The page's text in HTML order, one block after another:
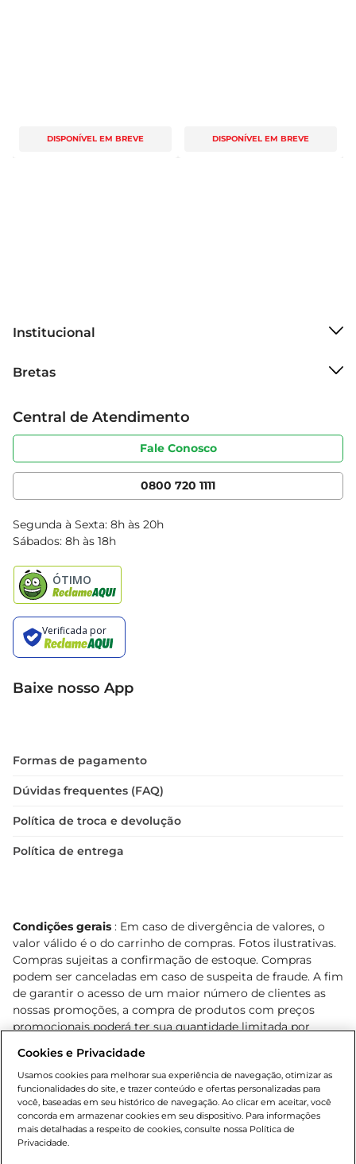
DISPONÍVEL EM BREVE DISPONÍVEL EM BREVE
Institucional
Grupo Cencosud
Sobre privacidade
Portal do fornecedor
Cencosud Media
Bretas
Produtos Bretas
Código de ética
Serviços
Clube Bretas
Blog Bretas
Black Friday
Central de Atendimento
Fale Conosco
0800 720 1111
Segunda à Sexta: 8h às 20h
Sábados: 8h às 18h
Baixe nosso App
Formas de pagamento
Dúvidas frequentes (FAQ)
Política de troca e devolução
Política de entrega
Condições gerais : Em caso de divergência de valores, o
valor válido é o do carrinho de compras. Fotos ilustrativas.
Compras sujeitas a confirmação de estoque. Compras
podem ser canceladas em caso de suspeita de fraude. A fim
de garantir o acesso de um maior número de clientes as
nossas promoções, a compra de produtos com preços
promocionais poderá ter sua quantidade limitada por
o e-commerce e válidos durante o dia de hoje, podendo
sofrer alterações sem prévia notificação. Proibida a venda
de bebidas alcoólicas para menores de 18 anos, conforme
Lei n.º 8069/90, art. 81, inciso II (Estatuto da Criança e do
Adolescente). Preços e condições exclusivos para o
www.bretas.com.br
Cookies e Privacidade
Usamos cookies para melhorar sua experiência de navegação, otimizar as
funcionalidades do site, e trazer conteúdo e ofertas personalizadas para
você, baseadas em seu histórico de navegação. Ao clicar em aceitar, você
concorda em armazenar cookies em seu dispositivo. Para informações
mais detalhadas a respeito de cookies, consulte nossa Política de
Privacidade.